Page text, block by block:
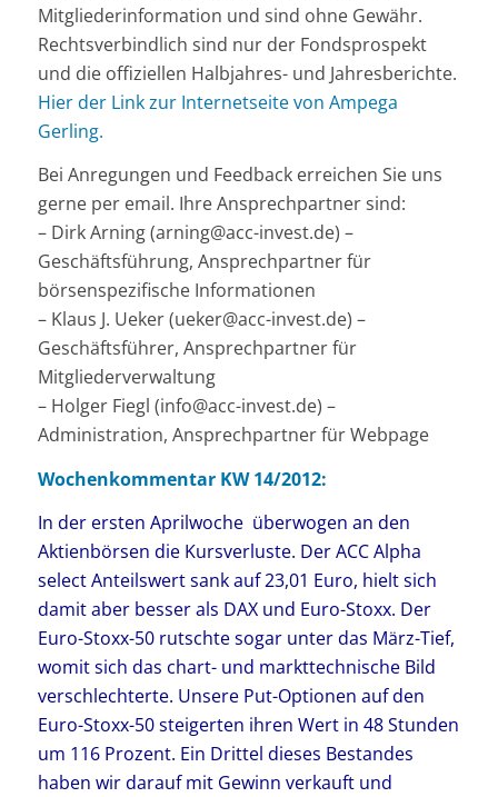
Mitgliederinformation und sind ohne Gewähr.
Rechtsverbindlich sind nur der Fondsprospekt
und die offiziellen Halbjahres- und Jahresberichte.
Hier der Link zur Internetseite von Ampega
Gerling.
Bei Anregungen und Feedback erreichen Sie uns
gerne per email. Ihre Ansprechpartner sind:
– Dirk Arning (arning@acc-invest.de) –
Geschäftsführung, Ansprechpartner für
börsenspezifische Informationen
– Klaus J. Ueker (ueker@acc-invest.de) –
Geschäftsführer, Ansprechpartner für
Mitgliederverwaltung
– Holger Fiegl (info@acc-invest.de) –
Administration, Ansprechpartner für Webpage
Wochenkommentar KW 14/2012:
In der ersten Aprilwoche überwogen an den
Aktienbörsen die Kursverluste. Der ACC Alpha
select Anteilswert sank auf 23,01 Euro, hielt sich
damit aber besser als DAX und Euro-Stoxx. Der
Euro-Stoxx-50 rutschte sogar unter das März-Tief,
womit sich das chart- und markttechnische Bild
verschlechterte. Unsere Put-Optionen auf den
Euro-Stoxx-50 steigerten ihren Wert in 48 Stunden
um 116 Prozent. Ein Drittel dieses Bestandes
haben wir darauf mit Gewinn verkauft und